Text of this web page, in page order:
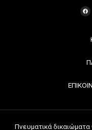
F
a
c
Πνευματικά